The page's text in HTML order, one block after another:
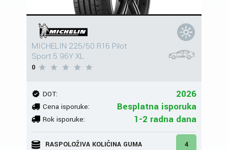
MICHELIN 225/50 R16 Pilot
Sport 5 96Y XL
0
DOT: 2026
Cena isporuke: Besplatna isporuka
Rok isporuke: 1-2 radna dana
RASPOLOŽIVA KOLIČINA GUMA 4